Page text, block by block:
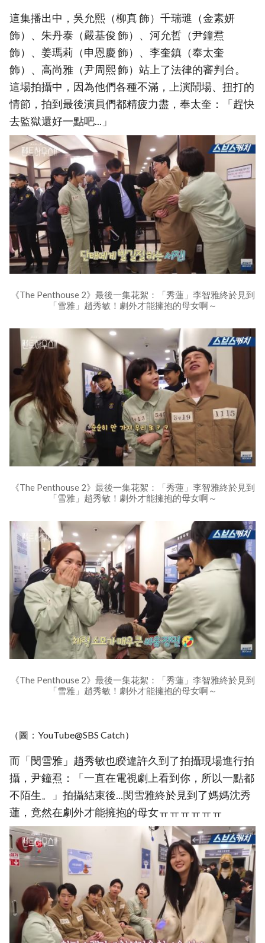
這集播出中，吳允熙（柳真 飾）千瑞璡（金素妍
飾）、朱丹泰（嚴基俊 飾）、河允哲（尹鐘焄
飾）、姜瑪莉（申恩慶 飾）、李奎鎮（奉太奎
飾）、高尚雅（尹周熙 飾）站上了法律的審判台。
這場拍攝中，因為他們各種不滿，上演鬧場、扭打的
情節，拍到最後演員們都精疲力盡，奉太奎：「趕快
去監獄還好一點吧...」
《The Penthouse 2》最後一集花絮：「秀蓮」李智雅終於見到
「雪雅」趙秀敏！劇外才能擁抱的母女啊～
《The Penthouse 2》最後一集花絮：「秀蓮」李智雅終於見到
「雪雅」趙秀敏！劇外才能擁抱的母女啊～
《The Penthouse 2》最後一集花絮：「秀蓮」李智雅終於見到
「雪雅」趙秀敏！劇外才能擁抱的母女啊～
（圖：YouTube@SBS Catch）
而「閔雪雅」趙秀敏也睽違許久到了拍攝現場進行拍
攝，尹鐘焄：「一直在電視劇上看到你，所以一點都
不陌生。」拍攝結束後...閔雪雅終於見到了媽媽沈秀
蓮，竟然在劇外才能擁抱的母女ㅠㅠㅠㅠㅠㅠ